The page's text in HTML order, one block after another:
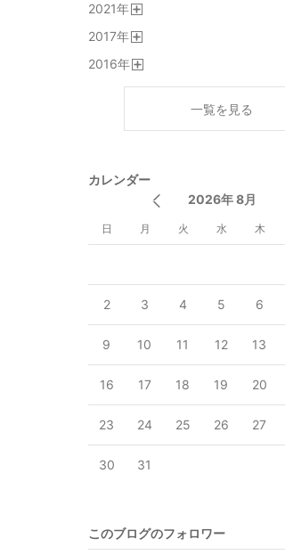
2021年
2017年
2016年
一覧を見る
カレンダー
2026年 8月
日 月 火 水 木
2 3 4 5 6
9 10 11 12 13
16 17 18 19 20
23 24 25 26 27
30 31
このブログのフォロワー